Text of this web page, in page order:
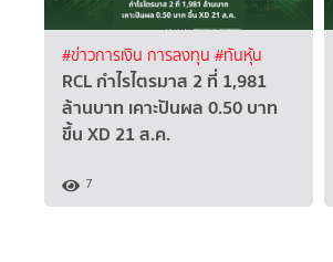
#ข่าวการเงิน การลงทุน #ทันหุ้น
RCL กำไรไตรมาส 2 ที่ 1,981
ล้านบาท เคาะปันผล 0.50 บาท
ขึ้น XD 21 ส.ค.
7